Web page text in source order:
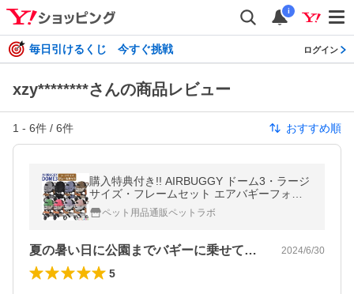
i
毎日引けるくじ 今すぐ挑戦 ログイン
xzy********さんの商品レビュー
1 - 6件 / 6件 おすすめ順
購入特典付き!! AIRBUGGY ドーム3・ラージ
サイズ・フレームセット エアバギーフォー
ペット Air buggy for pet DOME3 カート お
散歩 おでかけ 旅行
ペット用品通販ペットラボ
夏の暑い日に公園までバギーに乗せて行こう 2024/6/30
5